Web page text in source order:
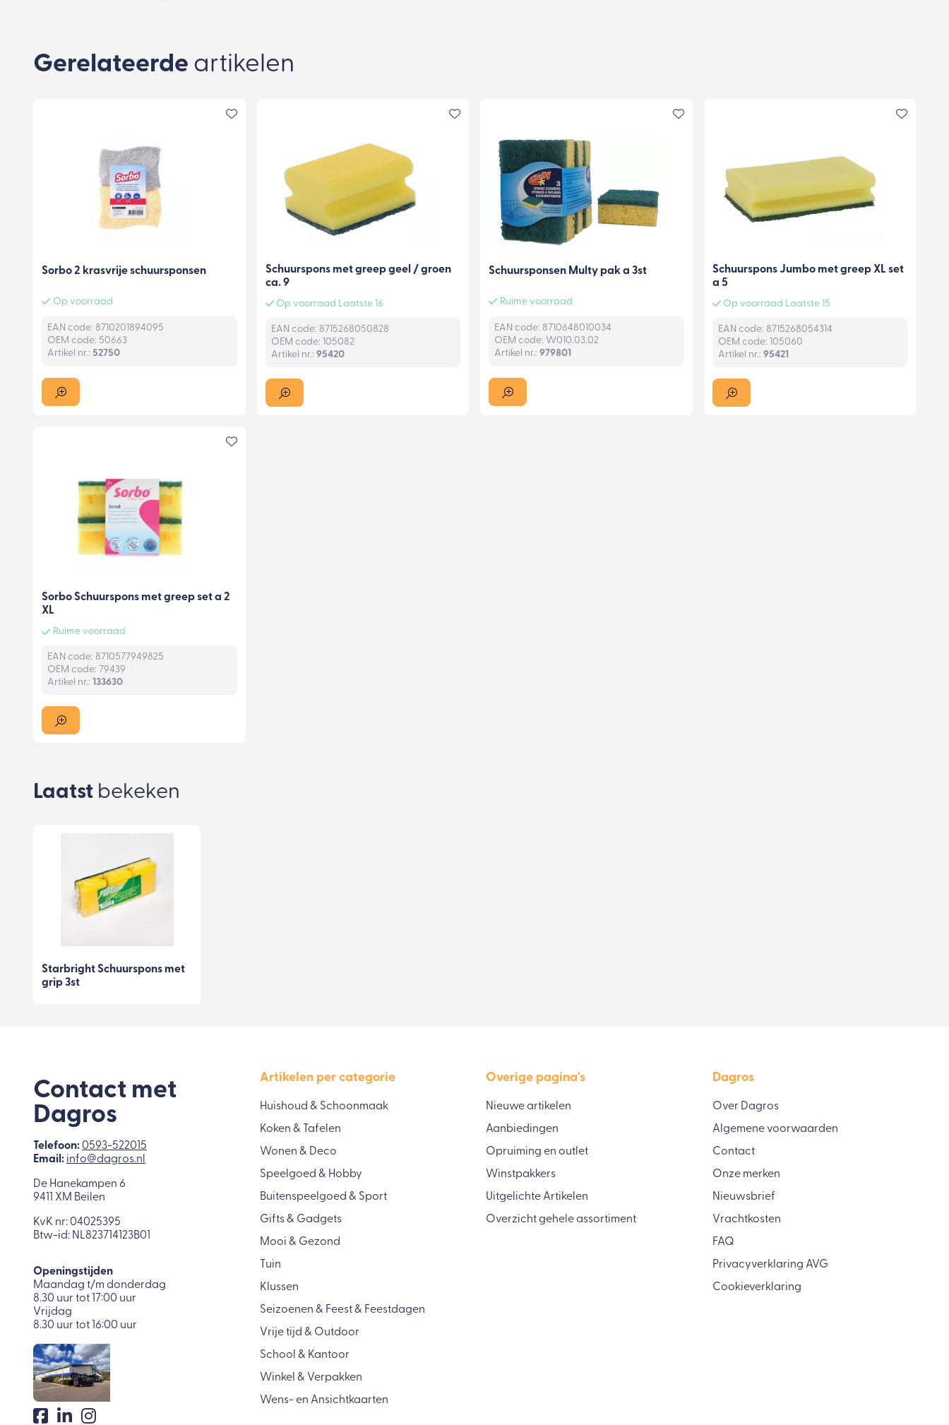
Gerelateerde artikelen
Sorbo 2 krasvrije schuursponsen
Op voorraad
EAN code: 8710201894095
OEM code: 50663
Artikel nr.: 52750
Schuurspons met greep geel / groen
ca. 9
Op voorraad Laatste 16
EAN code: 8715268050828
OEM code: 105082
Artikel nr.: 95420
Schuursponsen Multy pak a 3st
Ruime voorraad
EAN code: 8710648010034
OEM code: W010.03.02
Artikel nr.: 979801
Schuurspons Jumbo met greep XL set
a 5
Op voorraad Laatste 15
EAN code: 8715268054314
OEM code: 105060
Artikel nr.: 95421
Sorbo Schuurspons met greep set a 2
XL
Ruime voorraad
EAN code: 8710577949825
OEM code: 79439
Artikel nr.: 133630
Laatst bekeken
Starbright Schuurspons met
grip 3st
Contact met
Dagros
Telefoon:0593-522015
Email: info@dagros.nl
De Hanekampen 6
9411 XM Beilen
KvK nr: 04025395
Btw-id: NL823714123B01
Openingstijden
Maandag t/m donderdag
8.30 uur tot 17:00 uur
Vrijdag
8.30 uur tot 16:00 uur
Artikelen per categorie
Huishoud & Schoonmaak
Koken & Tafelen
Wonen & Deco
Speelgoed & Hobby
Buitenspeelgoed & Sport
Gifts & Gadgets
Mooi & Gezond
Tuin
Klussen
Seizoenen & Feest & Feestdagen
Vrije tijd & Outdoor
School & Kantoor
Winkel & Verpakken
Wens- en Ansichtkaarten
Overige pagina's
Nieuwe artikelen
Aanbiedingen
Opruiming en outlet
Winstpakkers
Uitgelichte Artikelen
Overzicht gehele assortiment
Dagros
Over Dagros
Algemene voorwaarden
Contact
Onze merken
Nieuwsbrief
Vrachtkosten
FAQ
Privacyverklaring AVG
Cookieverklaring